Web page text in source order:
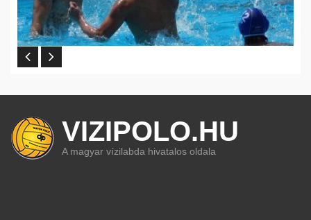
VIZIPOLO.HU
A magyar vízilabda hivatalos oldala